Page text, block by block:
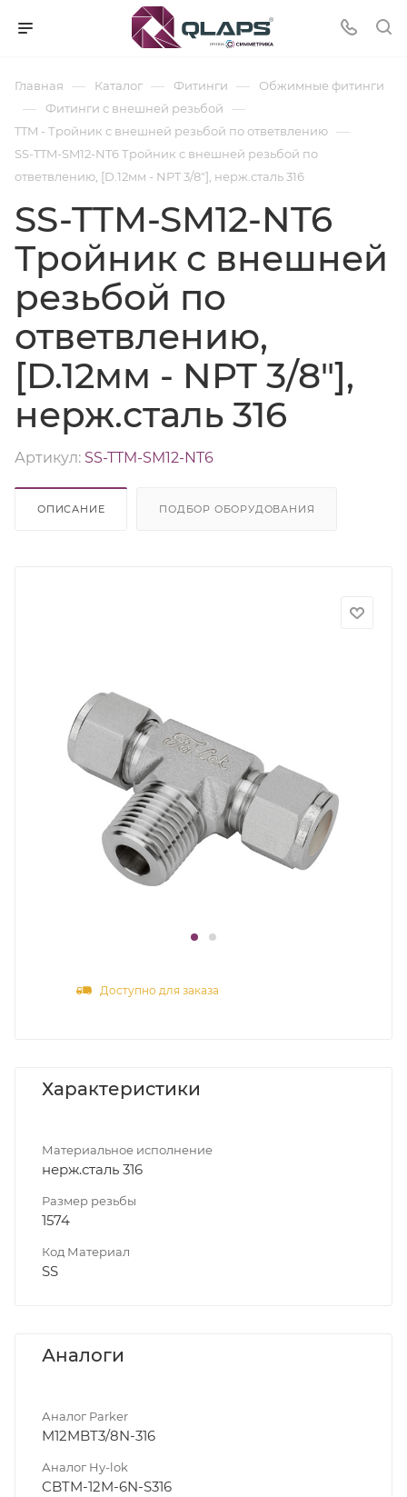
Главная — Каталог — Фитинги — Обжимные фитинги
— Фитинги с внешней резьбой —
TTM - Тройник с внешней резьбой по ответвлению —
SS-TTM-SM12-NT6 Тройник с внешней резьбой по
ответвлению, [D.12мм - NPT 3/8"], нерж.сталь 316
SS-TTM-SM12-NT6
Тройник с внешней
резьбой по
ответвлению,
[D.12мм - NPT 3/8"],
нерж.сталь 316
Артикул: SS-TTM-SM12-NT6
ОПИСАНИЕ ПОДБОР ОБОРУДОВАНИЯ
Доступно для заказа
Характеристики
Материальное исполнение
нерж.сталь 316
Размер резьбы
1574
Код Материал
SS
Аналоги
Аналог Parker
M12MBT3/8N-316
Аналог Hy-lok
CBTM-12M-6N-S316